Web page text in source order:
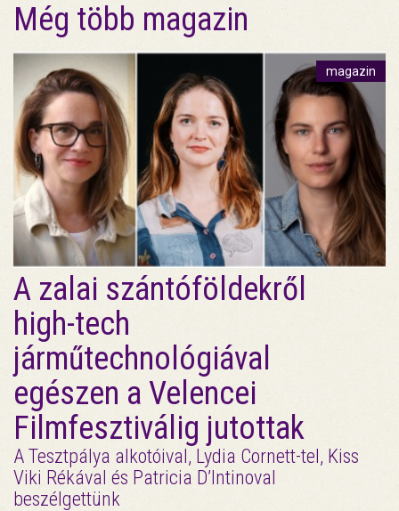
Még több magazin
magazin
A zalai szántóföldekről
high-tech
járműtechnológiával
egészen a Velencei
Filmfesztiválig jutottak
A Tesztpálya alkotóival, Lydia Cornett-tel, Kiss
Viki Rékával és Patricia D’Intinoval
beszélgettünk